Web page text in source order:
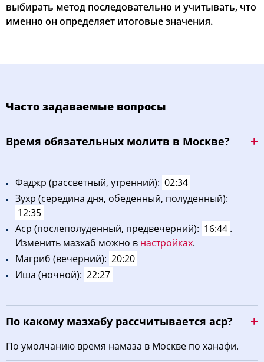
выбирать метод последовательно и учитывать, что
именно он определяет итоговые значения.
Часто задаваемые вопросы
Bpeмя oбязaтeльных мoлитв в Москве?
Фaджp (рассветный, утренний): 02:34
Зухp (середина дня, обеденный, полуденный):
12:35
Acp (послеполуденный, предвечерний): 16:44 .
Изменить мазхаб можно в настройках.
Maгриб (вечерний): 20:20
Иша (ночной): 22:27
По какому мазхабу рассчитывается аср?
По умолчанию время намаза в Москве по ханафи.